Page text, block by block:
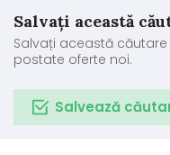
Salvați această
Salvați această
postate oferte noi.
Salvează